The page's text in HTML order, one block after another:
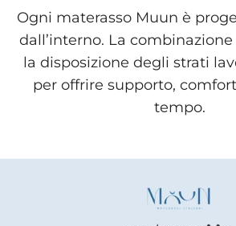
Ogni materasso Muun è
dall’interno. La
la disposizione degli strati
per offrire supporto,
tempo.